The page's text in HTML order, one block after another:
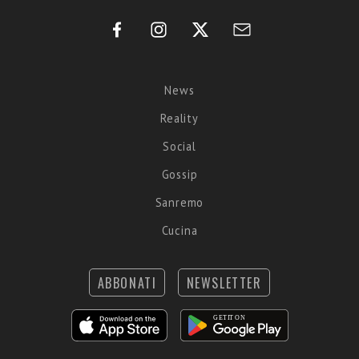
News
Reality
Social
Gossip
Sanremo
Cucina
ABBONATI NEWSLETTER